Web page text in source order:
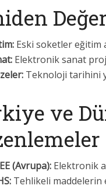
Eski soketler eğitim
Elektronik sanat
Teknoloji tarihini
ve
(Avrupa): Elektronik
Tehlikeli maddelerin